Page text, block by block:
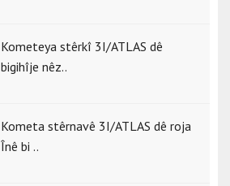
Kometeya stêrkî 3I/ATLAS dê
bigihîje nêz..
Kometa stêrnavê 3I/ATLAS dê roja
Înê bi ..